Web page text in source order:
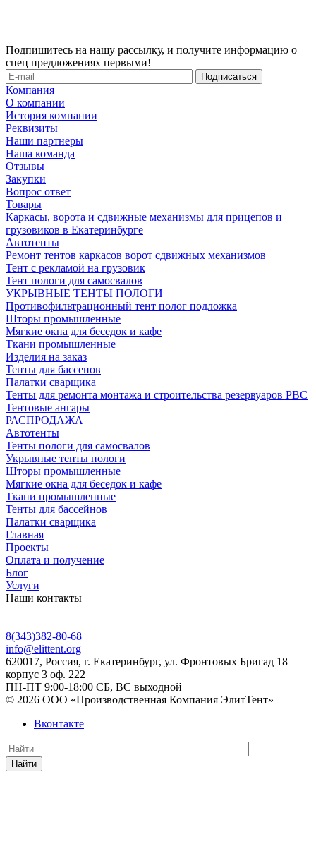
Подпишитесь на нашу рассылку, и получите информацию о
спец предложениях первыми!
Компания
О компании
История компании
Реквизиты
Наши партнеры
Наша команда
Отзывы
Закупки
Вопрос ответ
Товары
Каркасы, ворота и сдвижные механизмы для прицепов и
грузовиков в Екатеринбурге
Автотенты
Ремонт тентов каркасов ворот сдвижных механизмов
Тент с рекламой на грузовик
Тент пологи для самосвалов
УКРЫВНЫЕ ТЕНТЫ ПОЛОГИ
Противофильтрационный тент полог подложка
Шторы промышленные
Мягкие окна для беседок и кафе
Ткани промышленные
Изделия на заказ
Тенты для бассенов
Палатки сварщика
Тенты для ремонта монтажа и строительства резервуаров РВС
Тентовые ангары
РАСПРОДАЖА
Автотенты
Тенты пологи для самосвалов
Укрывные тенты пологи
Шторы промышленные
Мягкие окна для беседок и кафе
Ткани промышленные
Тенты для бассейнов
Палатки сварщика
Главная
Проекты
Оплата и получение
Блог
Услуги
Наши контакты
8(343)382-80-68
info@elittent.org
620017, Россия, г. Екатеринбург, ул. Фронтовых Бригад 18
корпус 3 оф. 222
ПН-ПТ 9:00-18:00 СБ, ВС выходной
© 2026 ООО «Производственная Компания ЭлитТент»
Вконтакте
Найти